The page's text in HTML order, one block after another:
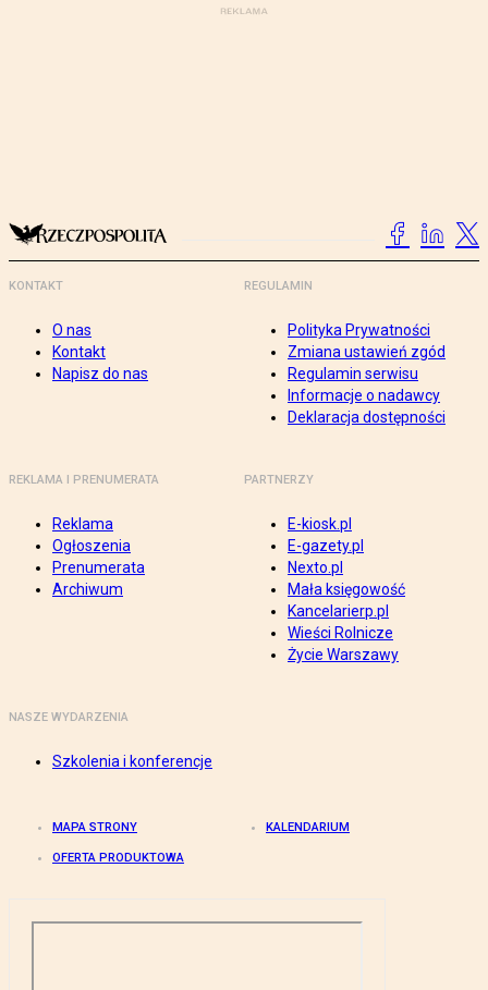
KONTAKT
O nas
Kontakt
Napisz do nas
REGULAMIN
Polityka Prywatności
Zmiana ustawień zgód
Regulamin serwisu
Informacje o nadawcy
Deklaracja dostępności
REKLAMA I PRENUMERATA
Reklama
Ogłoszenia
Prenumerata
Archiwum
PARTNERZY
E-kiosk.pl
E-gazety.pl
Nexto.pl
Mała księgowość
Kancelarierp.pl
Wieści Rolnicze
Życie Warszawy
NASZE WYDARZENIA
Szkolenia i konferencje
MAPA STRONY KALENDARIUM
OFERTA PRODUKTOWA